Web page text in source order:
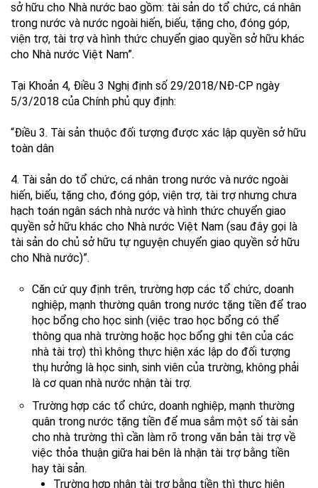
sở hữu cho Nhà nước bao gồm: tài sản do tổ chức, cá nhân
trong nước và nước ngoài hiến, biếu, tặng cho, đóng góp,
viện trợ, tài trợ và hình thức chuyển giao quyền sở hữu khác
cho Nhà nước Việt Nam”.
Tại Khoản 4, Điều 3 Nghị định số 29/2018/NĐ-CP ngày
5/3/2018 của Chính phủ quy định:
“Điều 3. Tài sản thuộc đối tượng được xác lập quyền sở hữu
toàn dân
4. Tài sản do tổ chức, cá nhân trong nước và nước ngoài
hiến, biếu, tặng cho, đóng góp, viện trợ, tài trợ nhưng chưa
hạch toán ngân sách nhà nước và hình thức chuyển giao
quyền sở hữu khác cho Nhà nước Việt Nam (sau đây gọi là
tài sản do chủ sở hữu tự nguyện chuyển giao quyền sở hữu
cho Nhà nước)”.
Căn cứ quy định trên, trường hợp các tổ chức, doanh
nghiệp, mạnh thường quân trong nước tặng tiền để trao
học bổng cho học sinh (việc trao học bổng có thể
thông qua nhà trường hoặc học bổng ghi tên của các
nhà tài trợ) thì không thực hiện xác lập do đối tượng
thụ hưởng là học sinh, sinh viên của trường, không phải
là cơ quan nhà nước nhận tài trợ.
Trường hợp các tổ chức, doanh nghiệp, mạnh thường
quân trong nước tặng tiền để mua sắm một số tài sản
cho nhà trường thì cần làm rõ trong văn bản tài trợ về
việc thỏa thuận giữa hai bên là nhận tài trợ bằng tiền
hay tài sản.
Trường hợp nhận tài trợ bằng tiền thì thực hiện